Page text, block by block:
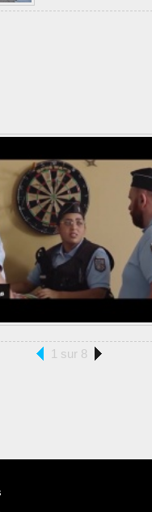
1 sur 8